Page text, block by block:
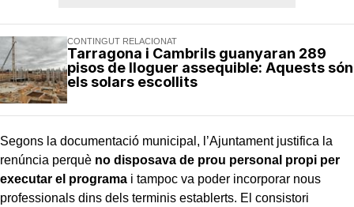
CONTINGUT RELACIONAT
Tarragona i Cambrils guanyaran 289
pisos de lloguer assequible: Aquests són
els solars escollits
Segons la documentació municipal, l’Ajuntament justifica la
renúncia perquè no disposava de prou personal propi per
executar el programa i tampoc va poder incorporar nous
professionals dins dels terminis establerts. El consistori